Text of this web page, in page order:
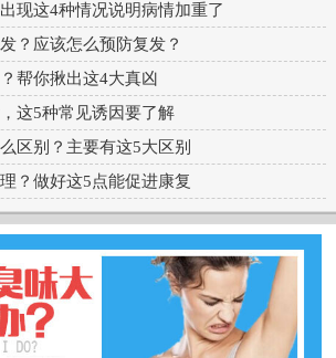
现这4种情况说明病情加重了
？应该怎么预防复发？
帮你揪出这4大真凶
这5种常见诱因要了解
区别？主要有这5大区别
？做好这5点能促进康复